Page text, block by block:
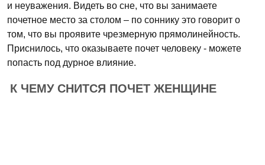
и неуважения. Видеть во сне, что вы занимаете
почетное место за столом – по соннику это говорит о
том, что вы проявите чрезмерную прямолинейность.
Приснилось, что оказываете почет человеку - можете
попасть под дурное влияние.
К ЧЕМУ СНИТСЯ ПОЧЕТ ЖЕНЩИНЕ